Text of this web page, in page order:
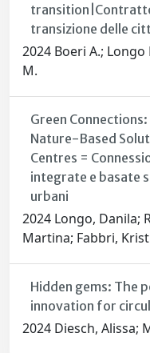
transizione delle
2024 Boeri A.;
M.
Green
Nature-Based
Centres =
integrate e basate
urbani
2024 Longo, Danila;
Martina; Fabbri,
Hidden gems: The
innovation for
2024 Diesch, Alissa;